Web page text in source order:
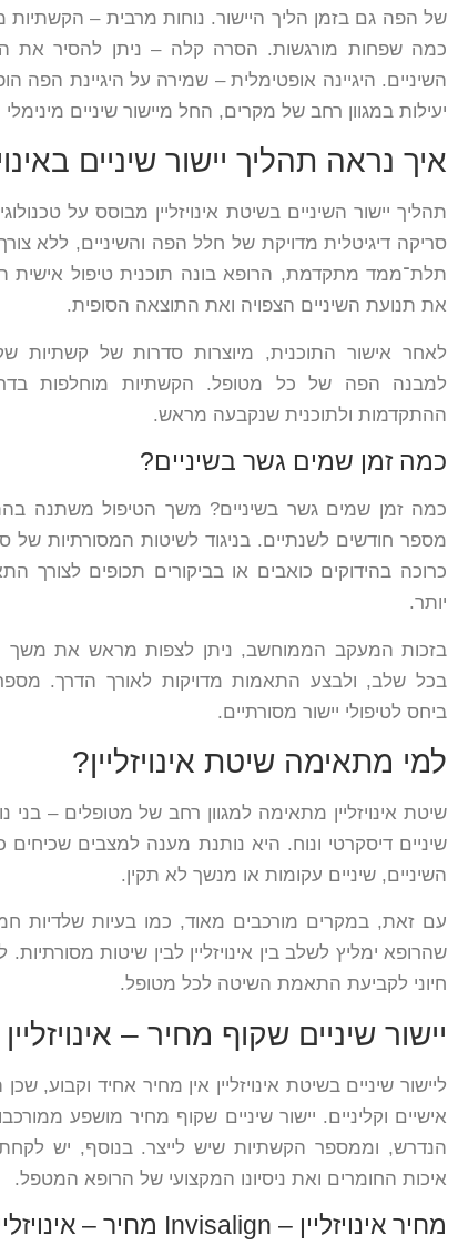
של הפה גם בזמן הליך היישור. נוחות מרבית –
כמה שפחות מורגשות. הסרה קלה – ניתן להסיר את
השיניים. היגיינה אופטימלית – שמירה על היגיינת הפה
יעילות במגוון רחב של מקרים, החל מיישור שיניים
איך נראה תהליך יישור שיניים
תהליך יישור השיניים בשיטת אינויזליין מבוסס על
סריקה דיגיטלית מדויקת של חלל הפה והשיניים, ללא
תלת־ממד מתקדמת, הרופא בונה תוכנית טיפול
את תנועת השיניים הצפויה ואת התוצאה הסופית.
לאחר אישור התוכנית, מיוצרות סדרות של קשתיות
למבנה הפה של כל מטופל. הקשתיות מוחלפות
ההתקדמות ולתוכנית שנקבעה מראש.
כמה זמן שמים גשר בשיניים?
כמה זמן שמים גשר בשיניים? משך הטיפול משתנה
מספר חודשים לשנתיים. בניגוד לשיטות המסורתיות של
כרוכה בהידוקים כואבים או בביקורים תכופים לצורך
יותר.
בזכות המעקב הממוחשב, ניתן לצפות מראש את משך
בכל שלב, ולבצע התאמות מדויקות לאורך הדרך.
ביחס לטיפולי יישור מסורתיים.
למי מתאימה שיטת אינויזליין?
שיטת אינויזליין מתאימה למגוון רחב של מטופלים – בני
שיניים דיסקרטי ונוח. היא נותנת מענה למצבים שכיחים
השיניים, שיניים עקומות או מנשך לא תקין.
עם זאת, במקרים מורכבים מאוד, כמו בעיות שלדיות
שהרופא ימליץ לשלב בין אינויזליין לבין שיטות
חיוני לקביעת התאמת השיטה לכל מטופל.
יישור שיניים שקוף מחיר –
ליישור שיניים בשיטת אינויזליין אין מחיר אחיד
אישיים וקליניים. יישור שיניים שקוף מחיר מושפע
הנדרש, וממספר הקשתיות שיש לייצר. בנוסף, יש
איכות החומרים ואת ניסיונו המקצועי של הרופא המטפל.
מחיר אינויזליין – Invisalign מחיר – אינויזליין עלות